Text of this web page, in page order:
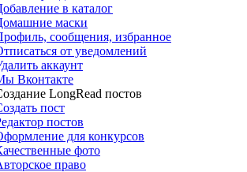
в каталог
маски
сообщения, избранное
от уведомлений
аккаунт
Вконтакте
LongRead постов
пост
постов
для конкурсов
фото
право